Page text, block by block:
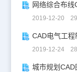
网络综合布线
2019-12-20
CAD电气工程
2019-12-24
城市规划CAD